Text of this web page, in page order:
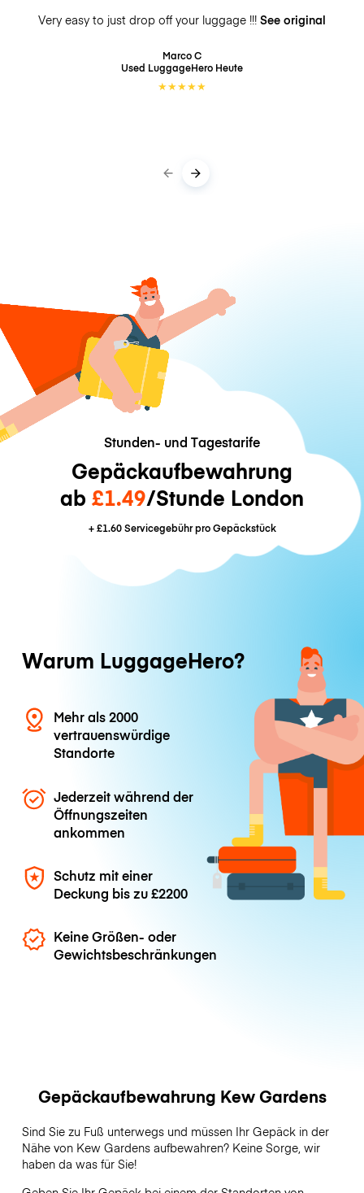
Very easy to just drop off your luggage !!! See original
Marco C
Used LuggageHero Heute
★★★★★
Stunden- und Tagestarife
Gepäckaufbewahrung
ab £1.49/Stunde London
+£1.60Servicegebühr pro Gepäckstück
Warum LuggageHero?
Mehr als 2000
vertrauenswürdige
Standorte
Jederzeit während der
Öffnungszeiten
ankommen
Schutz mit einer
Deckung bis zu£2200
Keine Größen- oder
Gewichtsbeschränkungen
Gepäckaufbewahrung Kew Gardens
Sind Sie zu Fuß unterwegs und müssen Ihr Gepäck in der
Nähe von Kew Gardens aufbewahren? Keine Sorge, wir
haben da was für Sie!